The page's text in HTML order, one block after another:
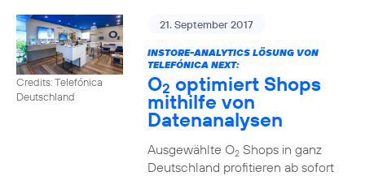
Credits: Telefónica
Deutschland
21. September 2017
INSTORE-ANALYTICS LÖSUNG VON
TELEFÓNICA NEXT:
O2 optimiert Shops
mithilfe von
Datenanalysen
Ausgewählte O2Shops in ganz
Deutschland profitieren ab sofort